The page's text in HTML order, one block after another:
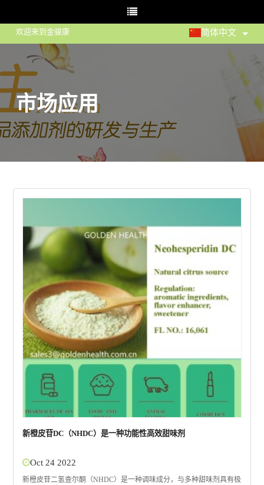
欢迎来到金骏康 简体中文
市场应用
新橙皮苷DC（NHDC）是一种功能性高效甜味剂
Oct 24 2022
新橙皮苷二氢查尔酮（NHDC）是一种调味成分，与多种甜味剂具有极